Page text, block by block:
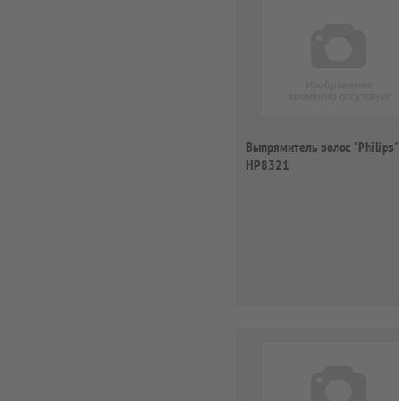
Выпрямитель волос "Philips"
HP8321